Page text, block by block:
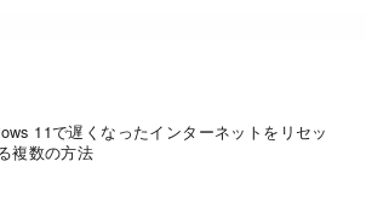
11で遅くなったインターネットをリセッ
複数の方法